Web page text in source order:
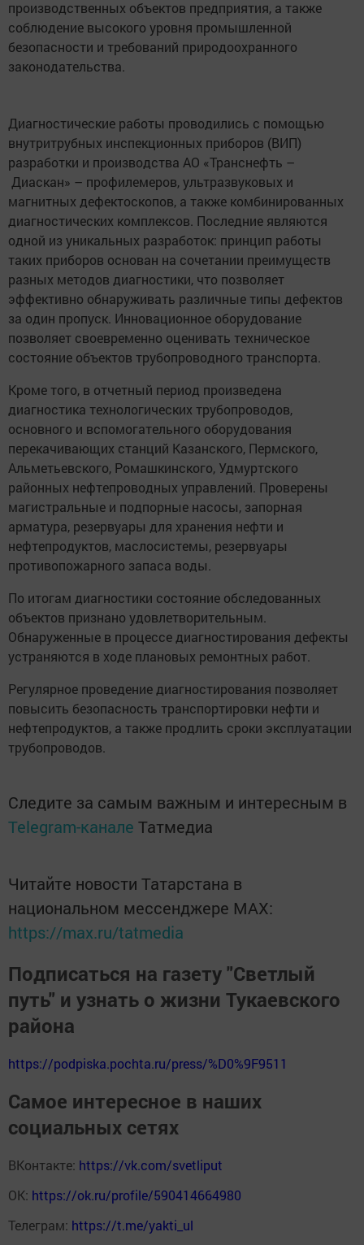
производственных объектов предприятия, а также
соблюдение высокого уровня промышленной
безопасности и требований природоохранного
законодательства.
Диагностические работы проводились с помощью
внутритрубных инспекционных приборов (ВИП)
разработки и производства АО «Транснефть –
Диаскан» – профилемеров, ультразвуковых и
магнитных дефектоскопов, а также комбинированных
диагностических комплексов. Последние являются
одной из уникальных разработок: принцип работы
таких приборов основан на сочетании преимуществ
разных методов диагностики, что позволяет
эффективно обнаруживать различные типы дефектов
за один пропуск. Инновационное оборудование
позволяет своевременно оценивать техническое
состояние объектов трубопроводного транспорта.
Кроме того, в отчетный период произведена
диагностика технологических трубопроводов,
основного и вспомогательного оборудования
перекачивающих станций Казанского, Пермского,
Альметьевского, Ромашкинского, Удмуртского
районных нефтепроводных управлений. Проверены
магистральные и подпорные насосы, запорная
арматура, резервуары для хранения нефти и
нефтепродуктов, маслосистемы, резервуары
противопожарного запаса воды.
По итогам диагностики состояние обследованных
объектов признано удовлетворительным.
Обнаруженные в процессе диагностирования дефекты
устраняются в ходе плановых ремонтных работ.
Регулярное проведение диагностирования позволяет
повысить безопасность транспортировки нефти и
нефтепродуктов, а также продлить сроки эксплуатации
трубопроводов.
Следите за самым важным и интересным в
Telegram-канале Татмедиа
Читайте новости Татарстана в
национальном мессенджере MАХ:
https://max.ru/tatmedia
Подписаться на газету "Светлый
путь" и узнать о жизни Тукаевского
района
https://podpiska.pochta.ru/press/%D0%9F9511
Самое интересное в наших
социальных сетях
ВКонтакте: https://vk.com/svetliput
ОК: https://ok.ru/profile/590414664980
Телеграм: https://t.me/yakti_ul